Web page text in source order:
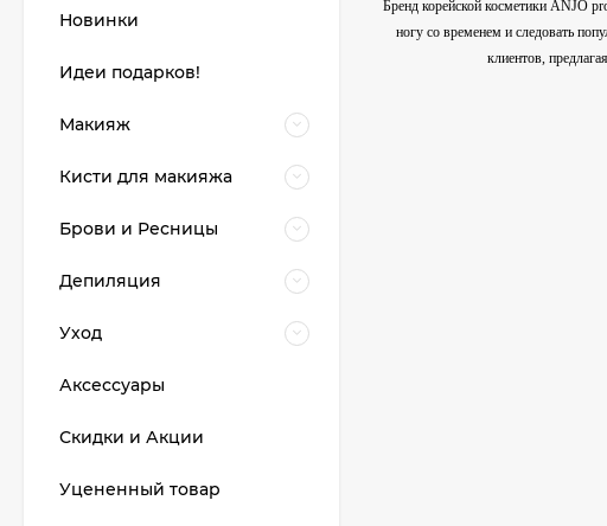
Бренд корейской косметики ANJO
ногу со временем и следовать
клиентов,
Новинки
Идеи подарков!
Макияж
Кисти для макияжа
Брови и Ресницы
Депиляция
Уход
Аксессуары
Скидки и Акции
Уцененный товар